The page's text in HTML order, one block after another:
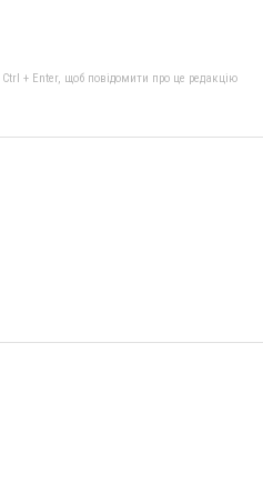
+ Enter, щоб повідомити про це редакцію